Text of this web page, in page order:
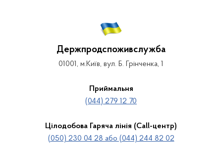
Держпродспоживслужба
01001, м.Київ, вул. Б. Грінченка, 1
Приймальня
(044) 279 12 70
Цілодобова Гаряча лінія (Call-центр)
(050) 230 04 28 або (044) 244 82 02